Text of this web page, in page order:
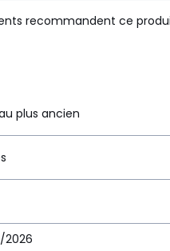
recommandent
recommandent ce
plus ancien
2026